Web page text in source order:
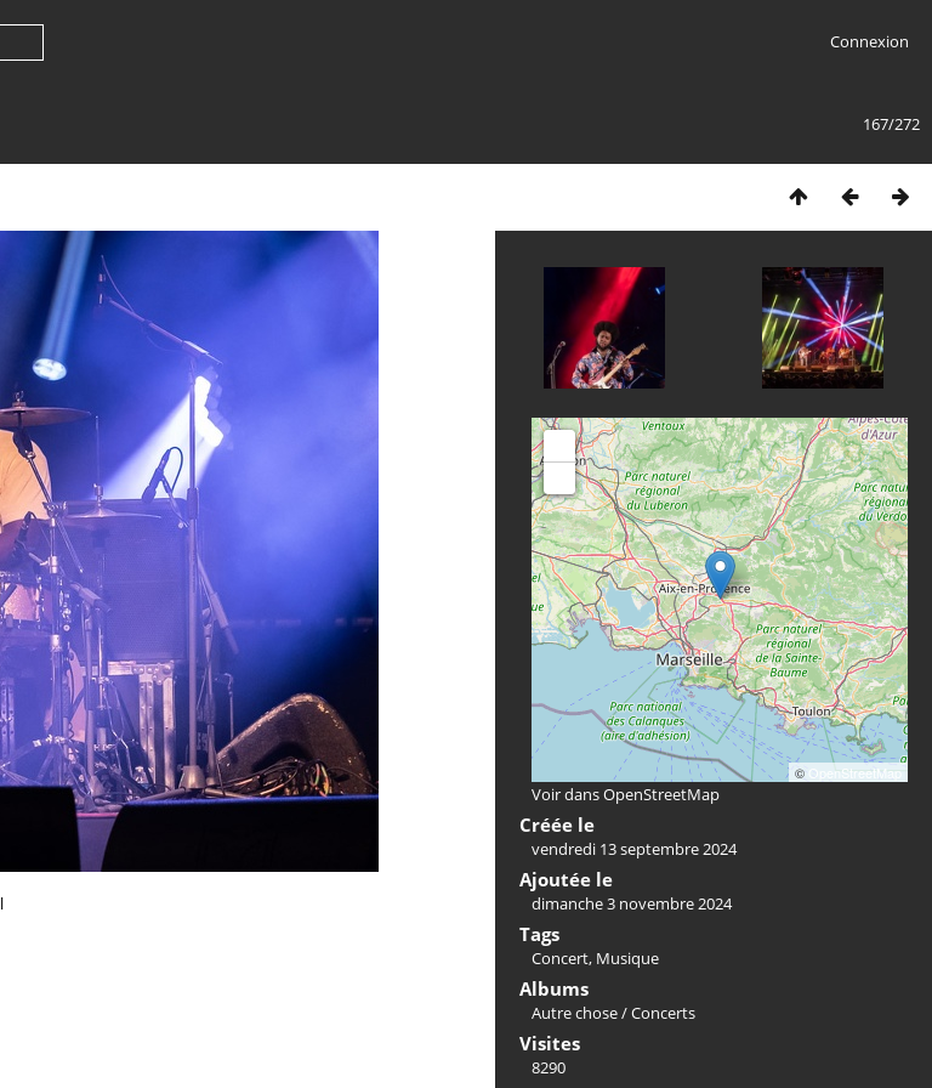
Connexion
167/272
© OpenStreetMap
Voir dans OpenStreetMap
Créée le
vendredi 13 septembre 2024
Ajoutée le
dimanche 3 novembre 2024
Tags
Concert, Musique
Albums
Autre chose/Concerts
Visites
8290